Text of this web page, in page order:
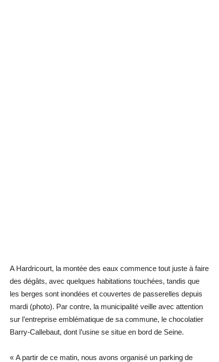
A Hardricourt, la montée des eaux commence tout juste à faire
des dégâts, avec quelques habitations touchées, tandis que
les berges sont inondées et couvertes de passerelles depuis
mardi (photo). Par contre, la municipalité veille avec attention
sur l’entreprise emblématique de sa commune, le chocolatier
Barry-Callebaut, dont l’usine se situe en bord de Seine.
« A partir de ce matin, nous avons organisé un parking de